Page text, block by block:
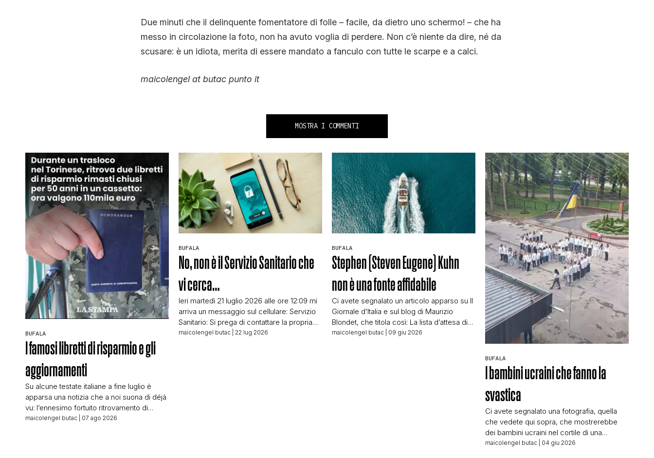
Due minuti che il delinquente fomentatore di folle – facile, da dietro uno schermo! – che ha
messo in circolazione la foto, non ha avuto voglia di perdere. Non c’è niente da dire, né da
scusare: è un idiota, merita di essere mandato a fanculo con tutte le scarpe e a calci.
maicolengel at butac punto it
MOSTRA I COMMENTI
BUFALA
I famosi libretti di risparmio e gli
aggiornamenti
Su alcune testate italiane a fine luglio è
apparsa una notizia che a noi suona di déjà
vu: l’ennesimo fortuito ritrovamento di
libretti di risparmio. Titolava La Stampa ad
maicolengel butac | 07 ago 2026
BUFALA
No, non è il Servizio Sanitario che
vi cerca…
Ieri martedì 21 luglio 2026 alle ore 12:09 mi
arriva un messaggio sul cellulare: Servizio
Sanitario: Si prega di contattare la propria
sede ASL di riferimento al numero
maicolengel butac | 22 lug 2026
BUFALA
Stephen (Steven Eugene) Kuhn
non è una fonte affidabile
Ci avete segnalato un articolo apparso su Il
Giornale d’Italia e sul blog di Maurizio
Blondet, che titola così: La lista d’attesa di
quattro anni per l’acquisto di superyacht è
maicolengel butac | 09 giu 2026
BUFALA
I bambini ucraini che fanno la
svastica
Ci avete segnalato una fotografia, quella
che vedete qui sopra, che mostrerebbe
dei bambini ucraini nel cortile di una
supposta scuola in Ucraina formare una
maicolengel butac | 04 giu 2026